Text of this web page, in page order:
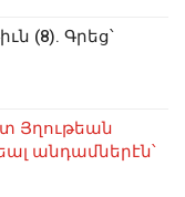
(8). Գրեց՝
Յղութեան
անդամներէն՝